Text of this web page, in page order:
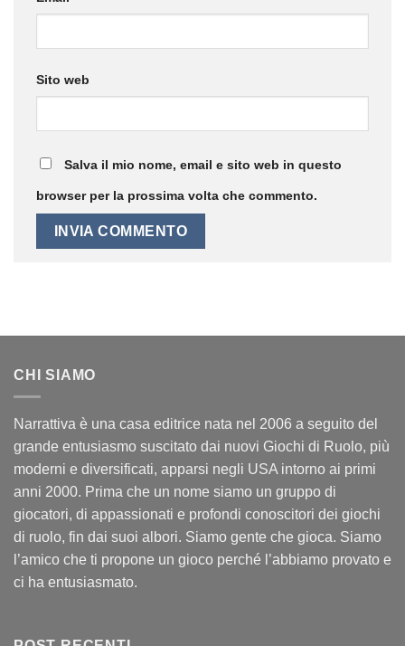
Sito web
Salva il mio nome, email e sito web in questo
browser per la prossima volta che commento.
CHI SIAMO
Narrattiva è una casa editrice nata nel 2006 a seguito del
grande entusiasmo suscitato dai nuovi Giochi di Ruolo, più
moderni e diversificati, apparsi negli USA intorno ai primi
anni 2000. Prima che un nome siamo un gruppo di
giocatori, di appassionati e profondi conoscitori dei giochi
di ruolo, fin dai suoi albori. Siamo gente che gioca. Siamo
l’amico che ti propone un gioco perché l’abbiamo provato e
ci ha entusiasmato.